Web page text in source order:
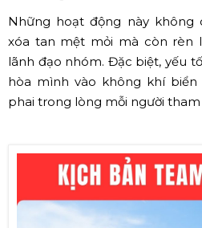
Những hoạt động này không
xóa tan mệt mỏi mà còn rèn
lãnh đạo nhóm. Đặc biệt, yếu
hòa mình vào không khí
phai trong lòng mỗi người tham